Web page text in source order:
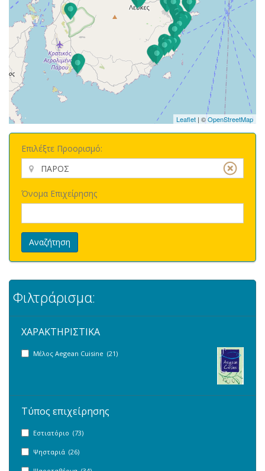
Leaflet | ©OpenStreetMap
Επιλέξτε Προορισμό:
Όνομα Επιχείρησης
Αναζήτηση
Φιλτράρισμα:
ΧΑΡΑΚΤΗΡΙΣΤΙΚΑ
Μέλος Aegean Cuisine (21)
Τύπος επιχείρησης
Εστιατόριο (73)
Ψησταριά (26)